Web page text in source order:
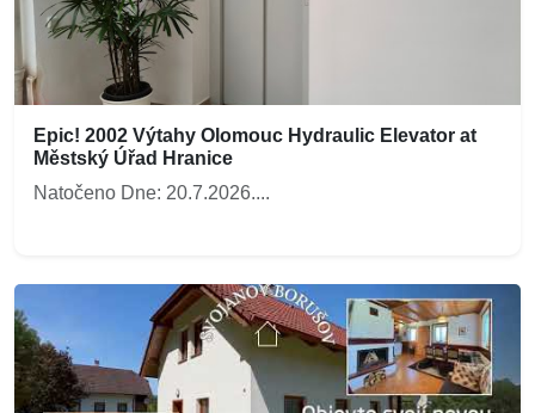
Epic! 2002 Výtahy Olomouc Hydraulic Elevator at
Městský Úřad Hranice
Natočeno Dne: 20.7.2026....